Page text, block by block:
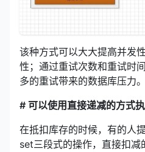
该种方式可以大大提高并发
性；通过重试次数和重试时
多的重试带来的数据库压力。
# 可以使用直接递减的方式执
在抵扣库存的时候，有的人
set三段式的操作，直接扣减